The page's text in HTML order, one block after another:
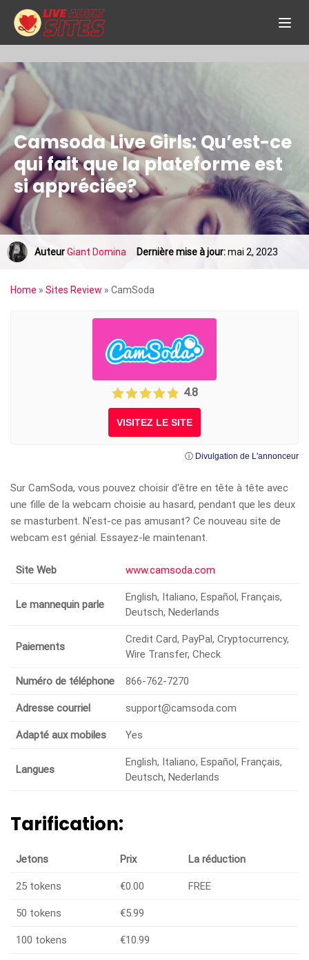
Camsoda Live Girls: Qu’est-ce
qui fait que la plateforme est
si appréciée?
AuteurGiant Domina Dernière mise à jour:mai 2, 2023
Home » Sites Review » CamSoda
4.8
VISITEZ LE SITE
ⓘ Divulgation de L'annonceur
Sur CamSoda, vous pouvez choisir d'être en tête à tête avec
une fille de la webcam choisie au hasard, pendant que les deux
se masturbent. N'est-ce pas amusant? Ce nouveau site de
webcam est génial. Essayez-le maintenant.
Site Web www.camsoda.com
Le mannequin parle
English, Italiano, Español, Français,
Deutsch, Nederlands
Paiements
Credit Card, PayPal, Cryptocurrency,
Wire Transfer, Check
Numéro de téléphone 866-762-7270
Adresse courriel support@camsoda.com
Adapté aux mobiles Yes
Langues
English, Italiano, Español, Français,
Deutsch, Nederlands
Tarification:
Jetons Prix La réduction
25 tokens €0.00 FREE
50 tokens €5.99
100 tokens €10.99